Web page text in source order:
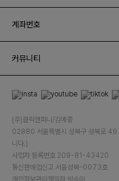
계좌번호
커뮤니티
(주)클릭앤퍼니/김예중
02880 서울특별시 성북구 성북로 49
니다.)
사업자 등록번호 209-81-43420
통신판매업신고 서울성북-0073호
개인정보관리책임자 박수미